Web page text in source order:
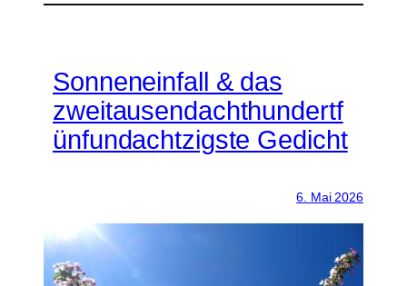
Sonneneinfall & das
zweitausendachthundertf
ünfundachtzigste Gedicht
6. Mai 2026